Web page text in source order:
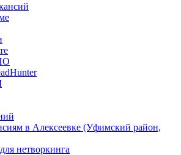
в Алексеевке (Уфимский район,
нетворкинга